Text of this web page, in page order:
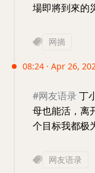
場即將到來的
网摘
08:24 · Apr 26,
#网友语录 丁
母也能活，离
个目标我都极
网友语录